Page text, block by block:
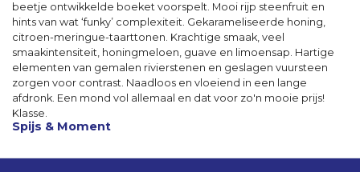
beetje ontwikkelde boeket voorspelt. Mooi rijp steenfruit en
hints van wat ‘funky’ complexiteit. Gekarameliseerde honing,
citroen-meringue-taarttonen. Krachtige smaak, veel
smaakintensiteit, honingmeloen, guave en limoensap. Hartige
elementen van gemalen rivierstenen en geslagen vuursteen
zorgen voor contrast. Naadloos en vloeiend in een lange
afdronk. Een mond vol allemaal en dat voor zo'n mooie prijs!
Klasse.
Spijs & Moment